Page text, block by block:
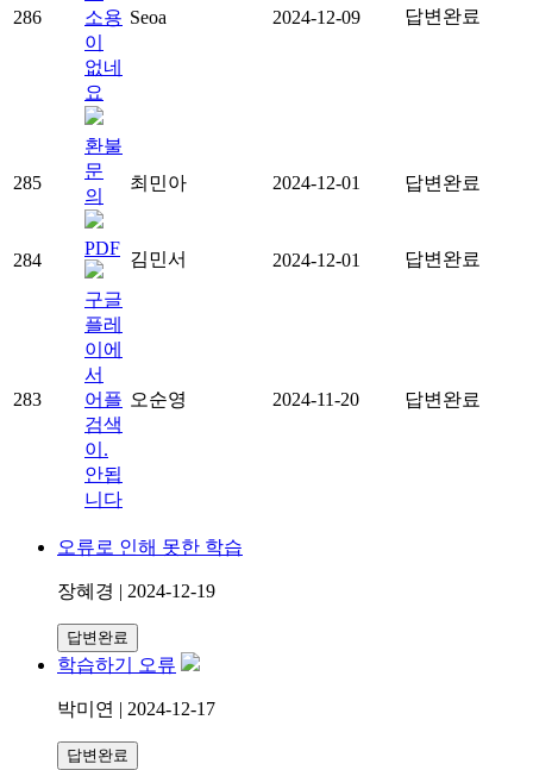
286
소용
이
없네
요
Seoa 2024-12-09 답변완료
285
환불
문
의
최민아 2024-12-01 답변완료
284
PDF
김민서 2024-12-01 답변완료
283
구글
플레
이에
서
어플
검색
이.
안됩
니다
오순영 2024-11-20 답변완료
오류로 인해 못한 학습
장혜경 | 2024-12-19
답변완료
학습하기 오류
박미연 | 2024-12-17
답변완료